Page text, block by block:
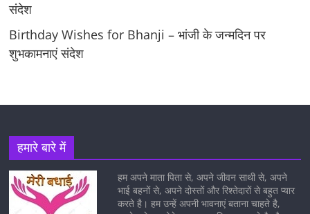
संदेश
Birthday Wishes for Bhanji – भांजी के जन्मदिन पर
शुभकामनाएं संदेश
हमारे बारे में
हम अपने माता पिता से, अपने जीवन साथी से, अपने
भाई बहनों से, अपने दोस्तों और रिश्तेदारों से बहुत प्यार
करते है। हम उन्हें अपनी भावनाएं बताना चाहते है,